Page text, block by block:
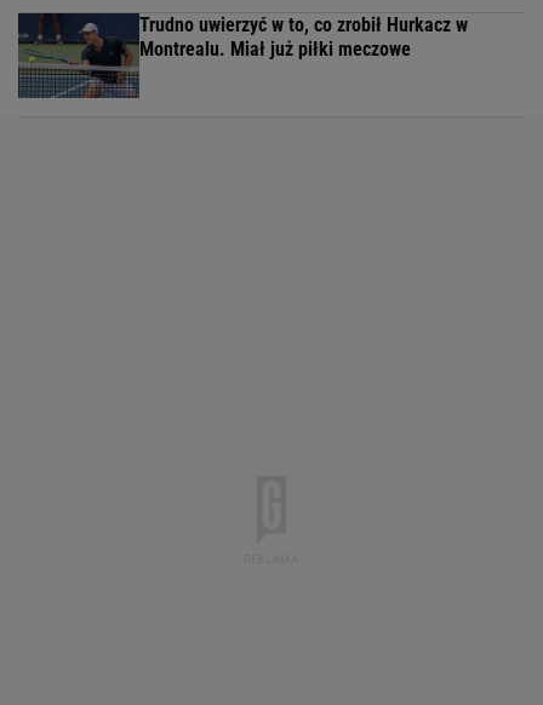
Trudno uwierzyć w to, co zrobił Hurkacz w
Montrealu. Miał już piłki meczowe